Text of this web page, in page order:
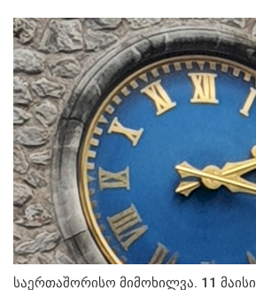
საერთაშორისო მიმოხილვა. 11